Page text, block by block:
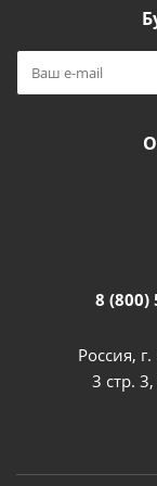
8 (800)
Россия,
3 стр.